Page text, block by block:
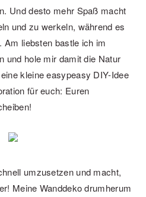
Und desto mehr Spaß macht
und zu werkeln, während es
Am liebsten bastle ich im
und hole mir damit die Natur
kleine easypeasy DIY-Idee
für euch: Euren
umzusetzen und macht,
Meine Wanddeko drumherum